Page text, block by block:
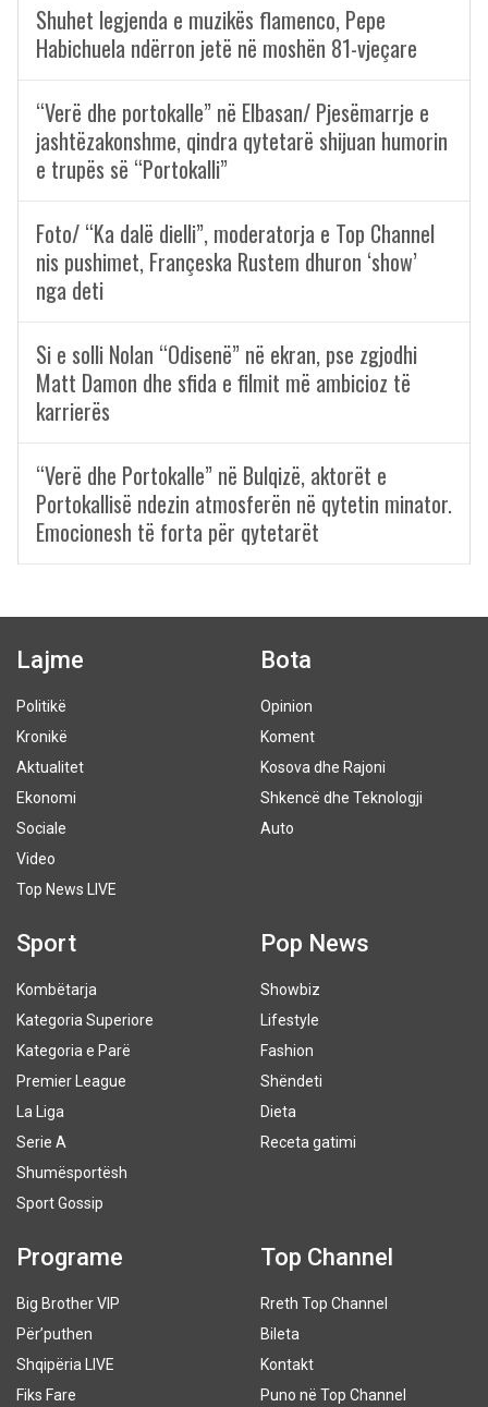
Shuhet legjenda e muzikës flamenco, Pepe
Habichuela ndërron jetë në moshën 81-vjeçare
“Verë dhe portokalle” në Elbasan/ Pjesëmarrje e
jashtëzakonshme, qindra qytetarë shijuan humorin
e trupës së “Portokalli”
Foto/ “Ka dalë dielli”, moderatorja e Top Channel
nis pushimet, Françeska Rustem dhuron ‘show’
nga deti
Si e solli Nolan “Odisenë” në ekran, pse zgjodhi
Matt Damon dhe sfida e filmit më ambicioz të
karrierës
“Verë dhe Portokalle” në Bulqizë, aktorët e
Portokallisë ndezin atmosferën në qytetin minator.
Emocionesh të forta për qytetarët
Lajme
Politikë
Kronikë
Aktualitet
Ekonomi
Sociale
Video
Top News LIVE
Bota
Opinion
Koment
Kosova dhe Rajoni
Shkencë dhe Teknologji
Auto
Sport
Kombëtarja
Kategoria Superiore
Kategoria e Parë
Premier League
La Liga
Serie A
Shumësportësh
Sport Gossip
Pop News
Showbiz
Lifestyle
Fashion
Shëndeti
Dieta
Receta gatimi
Programe
Big Brother VIP
Për’puthen
Shqipëria LIVE
Fiks Fare
Top Channel
Rreth Top Channel
Bileta
Kontakt
Puno në Top Channel